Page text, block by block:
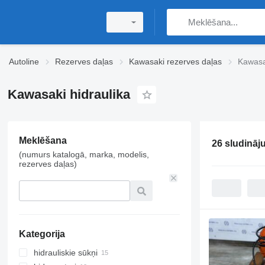
Autoline Rezerves daļas Kawasaki rezerves daļas
Kawasaki hidraulika
Meklēšana
(numurs katalogā, marka, modelis,
rezerves daļas)
Kategorija
hidrauliskie sūkņi
26